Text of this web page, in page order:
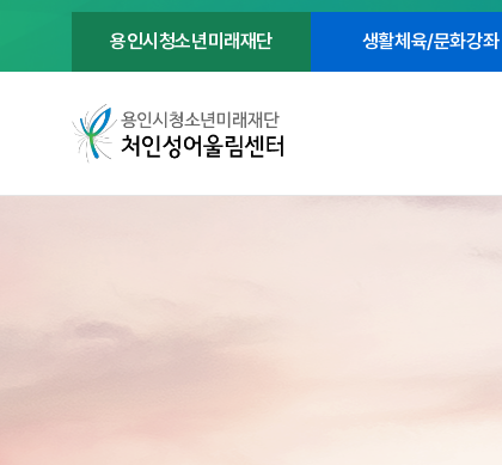
용인시청소년미래재단 생활체육/문화강좌